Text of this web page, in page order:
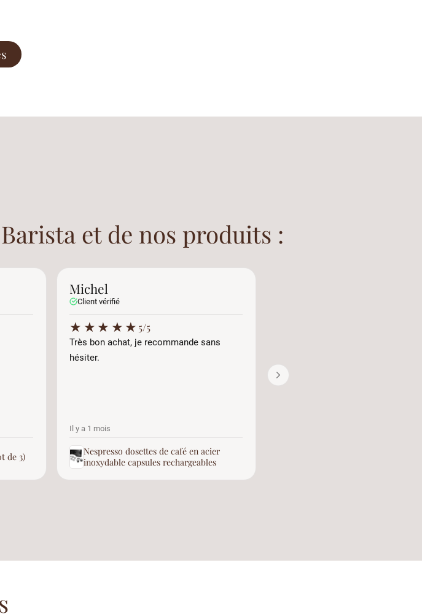
et de nos produits :
de 3)
Michel
Client vérifié
★ ★ ★ ★ ★ 5/5
Très bon achat, je recommande sans
hésiter.
Il y a 1 mois
Nespresso dosettes de café en acier
inoxydable capsules rechargeables